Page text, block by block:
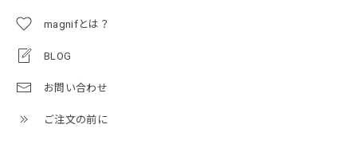
magnifとは？
BLOG
お問い合わせ
ご注文の前に